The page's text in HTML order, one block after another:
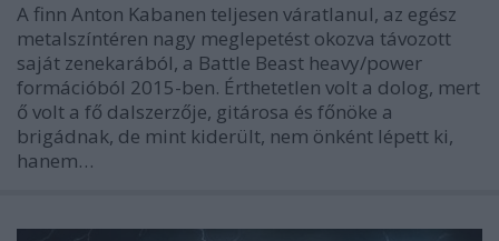
A finn Anton Kabanen teljesen váratlanul, az egész
metalszíntéren nagy meglepetést okozva távozott
saját zenekarából, a Battle Beast heavy/power
formációból 2015-ben. Érthetetlen volt a dolog, mert
ő volt a fő dalszerzője, gitárosa és főnöke a
brigádnak, de mint kiderült, nem önként lépett ki,
hanem…